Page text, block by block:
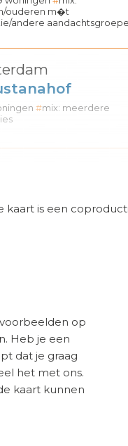
kaart is een
op
Heb je een
dat je graag
het met ons.
kaart kunnen